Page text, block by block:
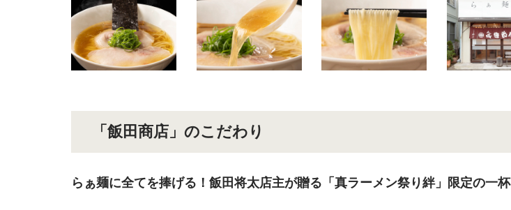
「飯田商店」のこだわり
らぁ麺に全てを捧げる！飯田将太店主が贈る「真ラーメン祭り絆」限定の一杯